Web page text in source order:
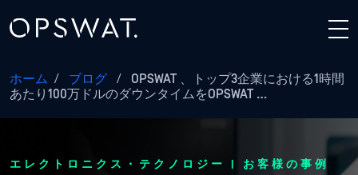
ホーム / ブログ /
OPSWAT 、トップ3企業における1時間
あたり100万ドルのダウンタイムをOPSWAT …
エレクトロニクス・テクノロジー | お客様の事例